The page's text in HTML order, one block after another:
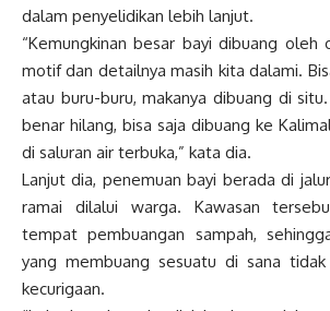
dalam penyelidikan lebih lanjut.
“Kemungkinan besar bayi dibuang oleh
motif dan detailnya masih kita dalami.
atau buru-buru, makanya dibuang di
benar hilang, bisa saja dibuang ke
di saluran air terbuka,” kata dia.
Lanjut dia, penemuan bayi berada di
ramai dilalui warga. Kawasan
tempat pembuangan sampah,
yang membuang sesuatu di sana
kecurigaan.